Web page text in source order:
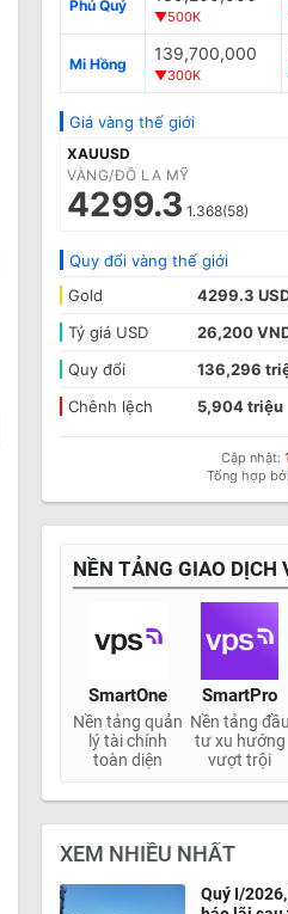
Phú Quý
▼500K
Mi Hồng
139,700,000
▼300K
Giá vàng thế giới
XAUUSD
VÀNG/ĐÔ LA MỸ
4299.3 1.368(58)
Quy đổi vàng thế giới
Gold
4299.3
Tỷ giá USD
26,200
Quy đổi
136,296
Chênh lệch
5,904 triệu
Cập nhật:
Tổng hợp bởi
NỀN TẢNG GIAO DỊCH
SmartOne SmartPro
Nền tảng quản
lý tài chính
toàn diện
Nền tảng đầu
tư xu hướng
vượt trội
XEM NHIỀU NHẤT
Quý I/